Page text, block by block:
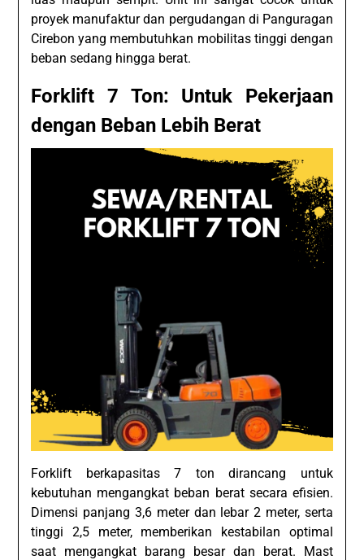
proyek manufaktur dan pergudangan di Panguragan
Cirebon yang membutuhkan mobilitas tinggi dengan
beban sedang hingga berat.
Forklift 7 Ton: Untuk Pekerjaan
dengan Beban Lebih Berat
Forklift berkapasitas 7 ton dirancang untuk
kebutuhan mengangkat beban berat secara efisien.
Dimensi panjang 3,6 meter dan lebar 2 meter, serta
tinggi 2,5 meter, memberikan kestabilan optimal
saat mengangkat barang besar dan berat. Mast